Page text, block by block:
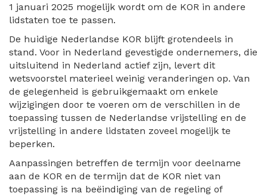
1 januari 2025 mogelijk wordt om de KOR in andere
lidstaten toe te passen.
De huidige Nederlandse KOR blijft grotendeels in
stand. Voor in Nederland gevestigde ondernemers, die
uitsluitend in Nederland actief zijn, levert dit
wetsvoorstel materieel weinig veranderingen op. Van
de gelegenheid is gebruikgemaakt om enkele
wijzigingen door te voeren om de verschillen in de
toepassing tussen de Nederlandse vrijstelling en de
vrijstelling in andere lidstaten zoveel mogelijk te
beperken.
Aanpassingen betreffen de termijn voor deelname
aan de KOR en de termijn dat de KOR niet van
toepassing is na beëindiging van de regeling of